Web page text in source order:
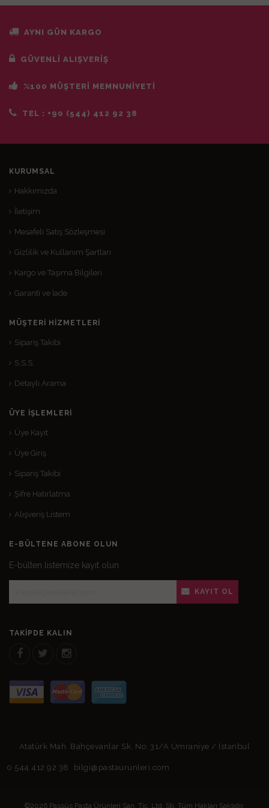
AYNI GÜN KARGO
GÜVENLİ ALIŞVERİŞ
%100 MÜŞTERİ MEMNUNİYETİ
TEL : +90 (544) 412 92 38
KURUMSAL
Hakkımızda
İletişim
Mesafeli Satış Sözleşmesi
Gizlilik ve Kullanım Şartları
Kargo ve Taşıma Bilgileri
Garanti ve İade
MÜŞTERI HIZMETLERI
Sipariş Takibi
S.S.S.
Detaylı Arama
ÜYE İŞLEMLERI
Üye Kayıt
Üye Giriş
Sipariş Takibi
Şifre Hatırlatma
Alışveriş Listem
E-BÜLTENE ABONE OLUN
E-bülten listemize kayıt olun.
KAYIT OL
TAKIPDE KALIN
Atatürk Mah. Bahçevanlar Sk. No: 31/A Ümraniye / İstanbul
0 544 412 92 38 bilgi@pastaurunleri.com
©2026 Passüs Pasta Ürünleri San. Tic. Ltd. Şti. Tüm Hakları Saklıdır.